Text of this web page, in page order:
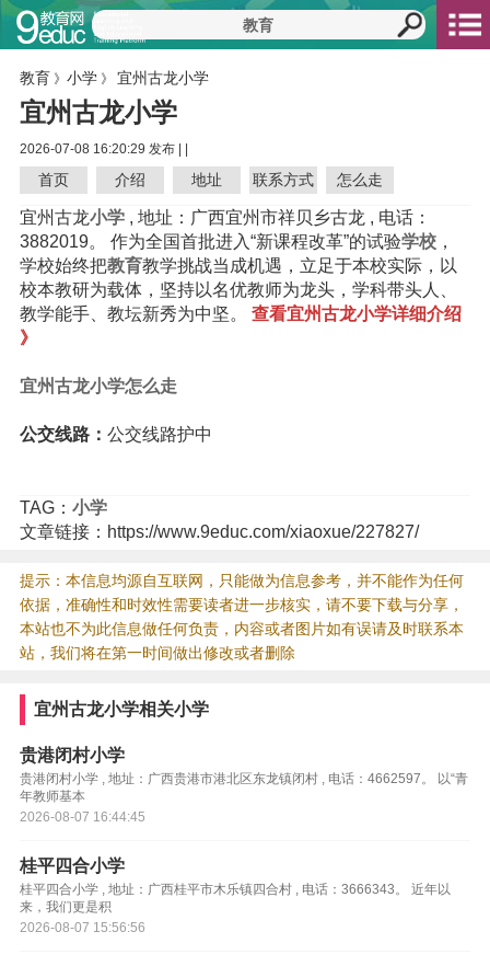
教育 》 小学》 宜州古龙小学
宜州古龙小学
2026-07-08 16:20:29 发布 |
首页 介绍 地址 联系方式 怎么走
宜州古龙小学, 地址：广西宜州市祥贝乡古龙 , 电话：
3882019。 作为全国首批进入“新课程改革”的试验学校，
学校始终把教育教学挑战当成机遇，立足于本校实际，以
校本教研为载体，坚持以名优教师为龙头，学科带头人、
教学能手、教坛新秀为中坚。 查看宜州古龙小学详细介绍
》
宜州古龙小学怎么走
公交线路： 公交线路护中
TAG： 小学
文章链接：https://www.9educ.com/xiaoxue/227827/
提示：本信息均源自互联网，只能做为信息参考，并不能作为任何
依据，准确性和时效性需要读者进一步核实，请不要下载与分享，
本站也不为此信息做任何负责，内容或者图片如有误请及时联系本
站，我们将在第一时间做出修改或者删除
宜州古龙小学相关小学
贵港闭村小学
贵港闭村小学 , 地址：广西贵港市港北区东龙镇闭村 , 电话：4662597。 以“青
年教师基本
2026-08-07 16:44:45
桂平四合小学
桂平四合小学 , 地址：广西桂平市木乐镇四合村 , 电话：3666343。 近年以
来，我们更是积
2026-08-07 15:56:56